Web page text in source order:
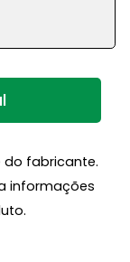
do fabricante.
informações